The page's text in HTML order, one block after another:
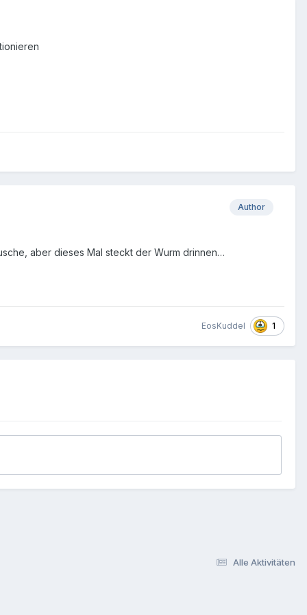
Author
aber dieses Mal steckt der Wurm drinnen…
EosKuddel 1
Alle Aktivitäten